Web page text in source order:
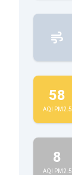
58
AQI PM2.5
8
AQI PM2.5